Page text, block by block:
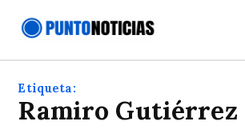
Noticias
Etiqueta:
Ramiro Gutiérrez